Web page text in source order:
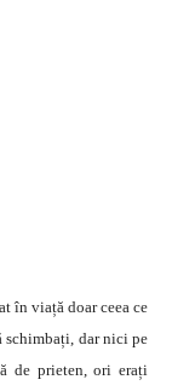
în viață doar ceea ce
schimbați, dar nici pe
de prieten, ori erați